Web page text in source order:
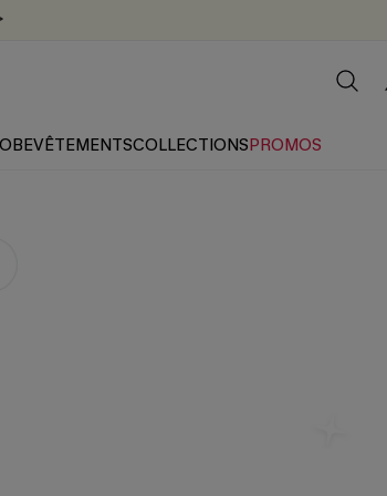
VÊTEMENTSCOLLECTIONSPROMOS